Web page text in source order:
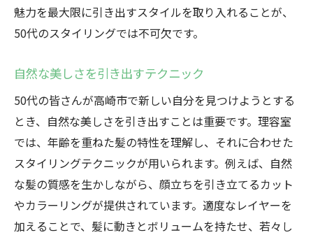
高崎市でのトレンドスタイル情報
50代に最適なヘアアクセサリー選び
50代に合ったカットとスタイリングが見つかる
高崎市の理容室
50代向けカット選びのポイント
スタイリングで日常をもっと楽しく
高崎市の理容室で体験する特別な時間
髪型で表現する50代のライフスタイル
プロの技術で変わる日常のスタイリング
魅力を最大限に引き出すスタイルを取り入れることが、
50代のスタイリングでは不可欠です。
自然な美しさを引き出すテクニック
50代の皆さんが高崎市で新しい自分を見つけようとする
とき、自然な美しさを引き出すことは重要です。理容室
では、年齢を重ねた髪の特性を理解し、それに合わせた
スタイリングテクニックが用いられます。例えば、自然
な髪の質感を生かしながら、顔立ちを引き立てるカット
やカラーリングが提供されています。適度なレイヤーを
加えることで、髪に動きとボリュームを持たせ、若々し